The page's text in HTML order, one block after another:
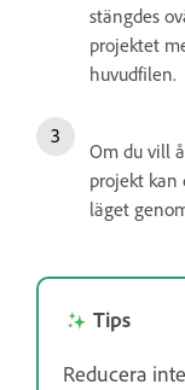
stängdes
projektet
huvudfilen.
Om du vill
projekt kan
läget
Tips
Reducera